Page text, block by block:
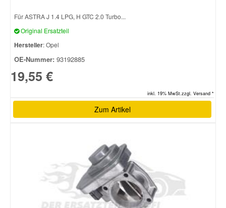
Für ASTRA J 1.4 LPG, H GTC 2.0 Turbo...
Original Ersatzteil
Hersteller: Opel
OE-Nummer: 93192885
19,55 €
inkl. 19% MwSt.zzgl. Versand *
Zum Artikel